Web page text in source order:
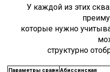
У каждой из этих
которые нужно
структурно
Параметры сравн Абиссинская